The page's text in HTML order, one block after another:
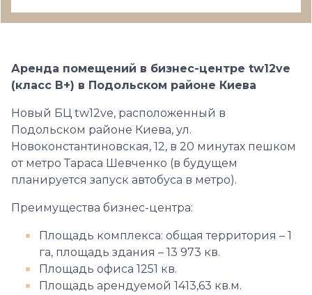
Аренда помещений в бизнес-центре tw12ve
(класс В+) в Подольском районе Киева
Новый БЦ tw12ve, расположенный в
Подольском районе Киева, ул.
Новоконстантиновская, 12, в 20 минутах пешком
от метро Тараса Шевченко (в будущем
планируется запуск автобуса в метро).
Преимущества бизнес-центра:
Площадь комплекса: общая территория – 1
га, площадь здания – 13 973 кв.
Площадь офиса 1251 кв.
Площадь арендуемой 1413,63 кв.м.